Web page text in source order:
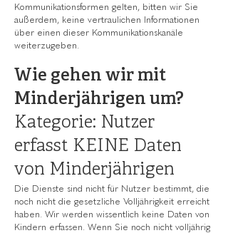
Kommunikationsformen gelten, bitten wir Sie
außerdem, keine vertraulichen Informationen
über einen dieser Kommunikationskanäle
weiterzugeben.
Wie gehen wir mit
Minderjährigen um?
Kategorie: Nutzer
erfasst KEINE Daten
von Minderjährigen
Die Dienste sind nicht für Nutzer bestimmt, die
noch nicht die gesetzliche Volljährigkeit erreicht
haben. Wir werden wissentlich keine Daten von
Kindern erfassen. Wenn Sie noch nicht volljährig